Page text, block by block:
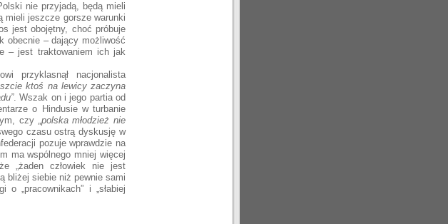
nie przyjadą, będą mieli
mieli jeszcze gorsze warunki
jest obojętny, choć próbuje
obecnie – dający możliwość
– jest traktowaniem ich jak
przyklasnął nacjonalista
ktoś na lewicy zaczyna
. Wszak on i jego partia od
o Hindusie w turbanie
czy
„polska młodzież nie
czasu ostrą dyskusję w
pozuje wprawdzie na
ma wspólnego mniej więcej
„żaden człowiek nie jest
bliżej siebie niż pewnie sami
„pracownikach” i „słabiej